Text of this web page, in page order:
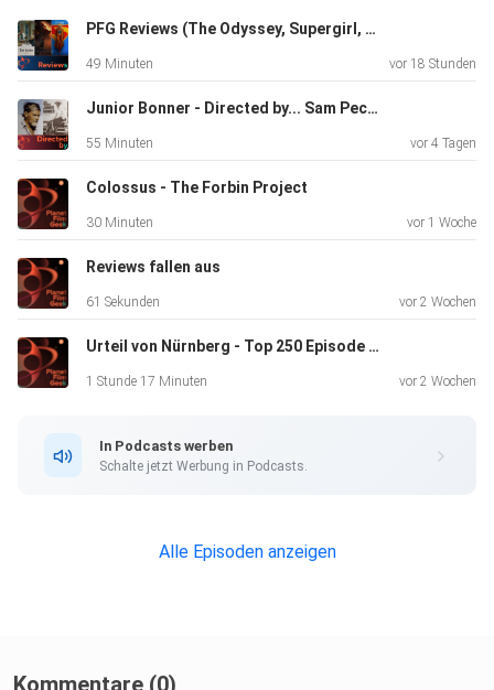
Viel Spaß!
PFG Reviews (The Odyssey, Supergirl, The Invite)
49 Minuten vor 18 Stunden
Junior Bonner - Directed by... Sam Peckinpah, Episode 7
55 Minuten vor 4 Tagen
Colossus - The Forbin Project
30 Minuten vor 1 Woche
Reviews fallen aus
61 Sekunden vor 2 Wochen
Urteil von Nürnberg - Top 250 Episode 131
1 Stunde 17 Minuten vor 2 Wochen
In Podcasts werben
Schalte jetzt Werbung in Podcasts.
Alle Episoden anzeigen
Kommentare (0)